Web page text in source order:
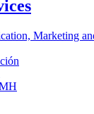
Marketing